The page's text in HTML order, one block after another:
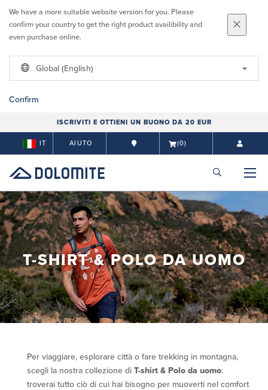
We have a more suitable website version for you. Please
confirm your country to get the right product availibility and
even purchase online.
Global (English)
Confirm
ISCRIVITI E OTTIENI UN BUONO DA 20 EUR
IT AIUTO (0)
T-SHIRT & POLO DA UOMO
Per viaggiare, esplorare città o fare trekking in montagna,
scegli la nostra collezione di T-shirt & Polo da uomo:
troverai tutto ciò di cui hai bisogno per muoverti nel comfort